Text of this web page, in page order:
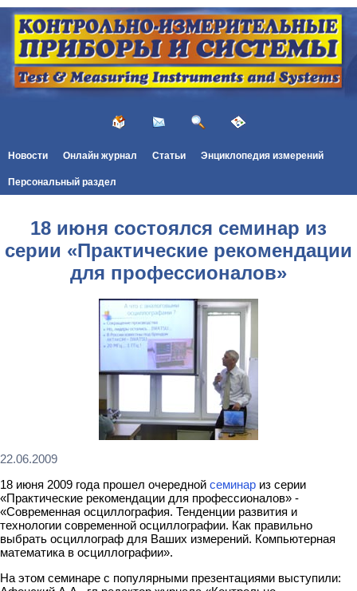
Новости Онлайн журнал Статьи Энциклопедия измерений
Персональный раздел
18 июня состоялся семинар из
серии «Практические рекомендации
для профессионалов»
22.06.2009
18 июня 2009 года прошел очередной семинар из серии
«Практические рекомендации для профессионалов» -
«Современная осциллография. Тенденции развития и
технологии современной осциллографии. Как правильно
выбрать осциллограф для Ваших измерений. Компьютерная
математика в осциллографии».
На этом семинаре с популярными презентациями выступили: